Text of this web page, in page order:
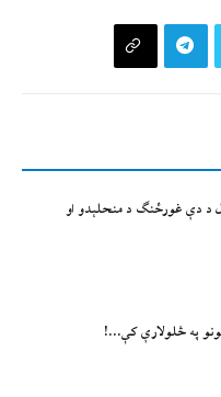
دې غورځنګ د منحلېدو او
په څلولارې کې…!